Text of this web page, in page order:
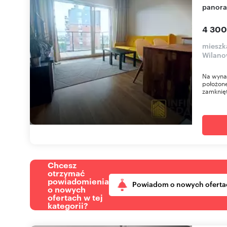
4
Na
Chcesz
otrzymać
powiadomienia
o nowych
ofertach w tej
kategorii?
Powiadom o nowych